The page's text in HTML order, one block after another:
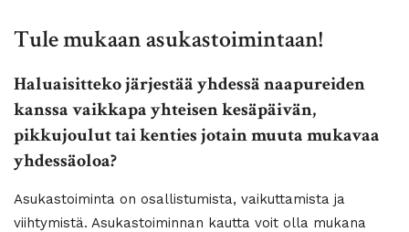
Tule mukaan asukastoimintaan!
Haluaisitteko järjestää yhdessä naapureiden
kanssa vaikkapa yhteisen kesäpäivän,
pikkujoulut tai kenties jotain muuta mukavaa
yhdessäoloa?
Asukastoiminta on osallistumista, vaikuttamista ja
viihtymistä. Asukastoiminnan kautta voit olla mukana